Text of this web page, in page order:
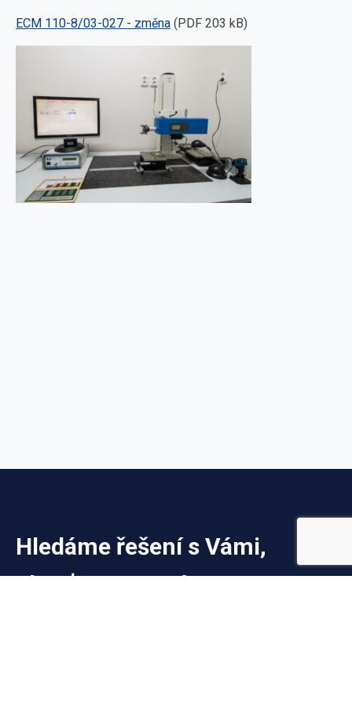
ECM 110-8/03-027 - změna (PDF 203 kB)
Hledáme řešení s Vámi,
obraťte se na nás